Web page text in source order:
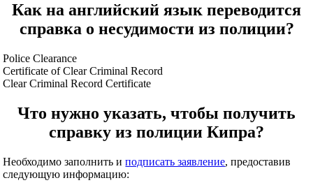
Как на английский язык переводится
справка о несудимости из полиции?
Police Clearance
Certificate of Clear Criminal Record
Clear Criminal Record Certificate
Что нужно указать, чтобы получить
справку из полиции Кипра?
Необходимо заполнить иподписать заявление, предоставив
следующую информацию: